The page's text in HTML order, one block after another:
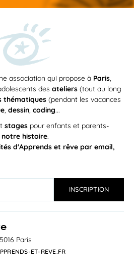
association qui propose à Paris,
des ateliers (tout au long
thématiques (pendant les vacances
, dessin, coding...
stages pour enfants et parents-
notre histoire.
d'Apprends et rêve par email,
Paris
ET-REVE.FR